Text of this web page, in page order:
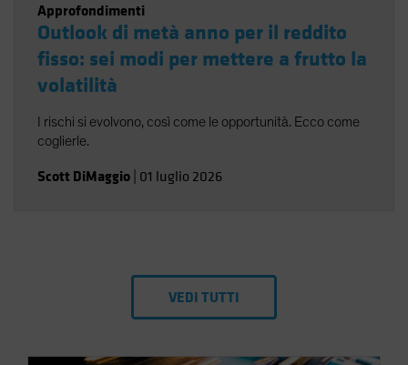
Approfondimenti
Outlook di metà anno per il reddito
fisso: sei modi per mettere a frutto la
volatilità
I rischi si evolvono, così come le opportunità. Ecco come
coglierle.
Scott DiMaggio 01 luglio 2026
VEDI TUTTI